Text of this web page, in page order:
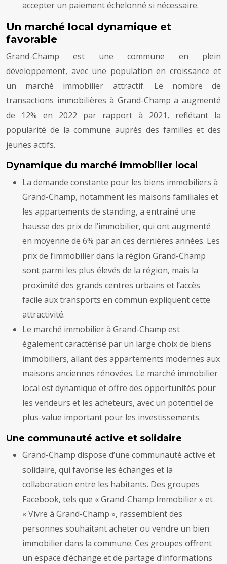
accepter un paiement échelonné si nécessaire.
Un marché local dynamique et
favorable
Grand-Champ est une commune en plein
développement, avec une population en croissance et
un marché immobilier attractif. Le nombre de
transactions immobilières à Grand-Champ a augmenté
de 12% en 2022 par rapport à 2021, reflétant la
popularité de la commune auprès des familles et des
jeunes actifs.
Dynamique du marché immobilier local
La demande constante pour les biens immobiliers à
Grand-Champ, notamment les maisons familiales et
les appartements de standing, a entraîné une
hausse des prix de l’immobilier, qui ont augmenté
en moyenne de 6% par an ces dernières années. Les
prix de l’immobilier dans la région Grand-Champ
sont parmi les plus élevés de la région, mais la
proximité des grands centres urbains et l’accès
facile aux transports en commun expliquent cette
attractivité.
Le marché immobilier à Grand-Champ est
également caractérisé par un large choix de biens
immobiliers, allant des appartements modernes aux
maisons anciennes rénovées. Le marché immobilier
local est dynamique et offre des opportunités pour
les vendeurs et les acheteurs, avec un potentiel de
plus-value important pour les investissements.
Une communauté active et solidaire
Grand-Champ dispose d’une communauté active et
solidaire, qui favorise les échanges et la
collaboration entre les habitants. Des groupes
Facebook, tels que « Grand-Champ Immobilier » et
« Vivre à Grand-Champ », rassemblent des
personnes souhaitant acheter ou vendre un bien
immobilier dans la commune. Ces groupes offrent
un espace d’échange et de partage d’informations